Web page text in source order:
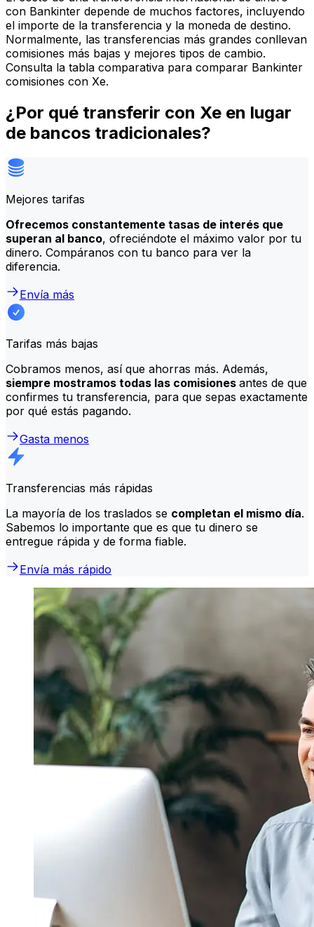
con Bankinter depende de muchos factores, incluyendo
el importe de la transferencia y la moneda de destino.
Normalmente, las transferencias más grandes conllevan
comisiones más bajas y mejores tipos de cambio.
Consulta la tabla comparativa para comparar Bankinter
comisiones con Xe.
¿Por qué transferir con Xe en lugar
de bancos tradicionales?
Mejores tarifas
Ofrecemos constantemente tasas de interés que
superan al banco, ofreciéndote el máximo valor por tu
dinero. Compáranos con tu banco para ver la
diferencia.
Envía más
Tarifas más bajas
Cobramos menos, así que ahorras más. Además,
siempre mostramos todas las comisiones antes de que
confirmes tu transferencia, para que sepas exactamente
por qué estás pagando.
Gasta menos
Transferencias más rápidas
La mayoría de los traslados se completan el mismo día.
Sabemos lo importante que es que tu dinero se
entregue rápida y de forma fiable.
Envía más rápido